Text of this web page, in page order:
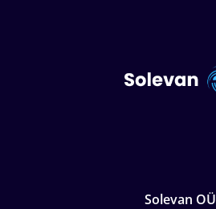
Solevan OÜ